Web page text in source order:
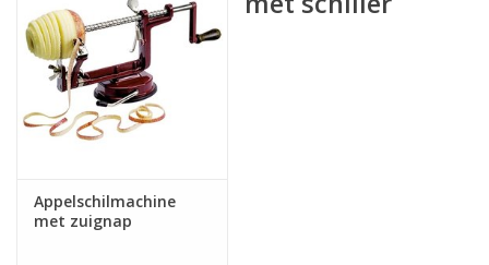
Acties
Appelschilmachine
met zuignap